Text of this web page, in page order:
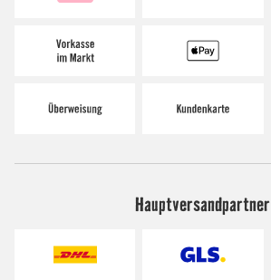
Hauptversandpartner